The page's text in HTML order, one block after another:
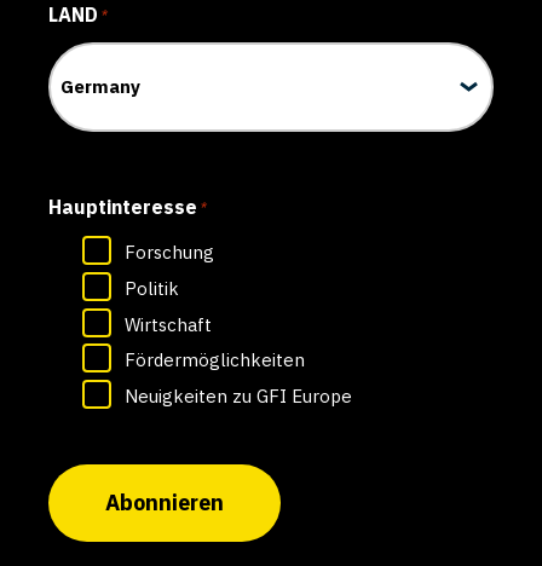
LAND *
Hauptinteresse *
Forschung
Politik
Wirtschaft
Fördermöglichkeiten
Neuigkeiten zu GFI Europe
Abonnieren